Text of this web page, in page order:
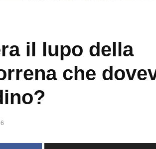
il lupo della
che